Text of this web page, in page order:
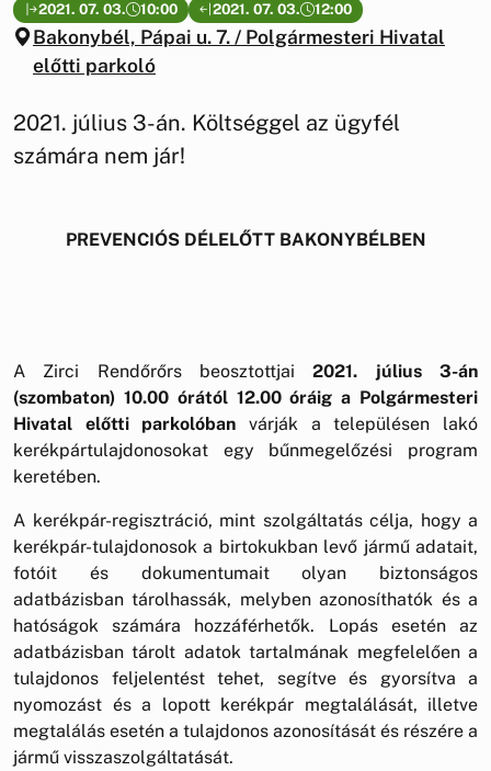
2021. 07. 03. 10:00 2021. 07. 03. 12:00
Bakonybél, Pápai u. 7. / Polgármesteri Hivatal
előtti parkoló
2021. július 3-án. Költséggel az ügyfél
számára nem jár!
PREVENCIÓS DÉLELŐTT BAKONYBÉLBEN
A Zirci Rendőrőrs beosztottjai2021. július 3-án
(szombaton) 10.00 órától 12.00 óráig a Polgármesteri
Hivatal előtti parkolóban várják a településen lakó
kerékpártulajdonosokat egy bűnmegelőzési program
keretében.
A kerékpár-regisztráció, mint szolgáltatás célja, hogy a
kerékpár-tulajdonosok a birtokukban levő jármű adatait,
fotóit és dokumentumait olyan biztonságos
adatbázisban tárolhassák, melyben azonosíthatók és a
hatóságok számára hozzáférhetők. Lopás esetén az
adatbázisban tárolt adatok tartalmának megfelelően a
tulajdonos feljelentést tehet, segítve és gyorsítva a
nyomozást és a lopott kerékpár megtalálását, illetve
megtalálás esetén a tulajdonos azonosítását és részére a
jármű visszaszolgáltatását.